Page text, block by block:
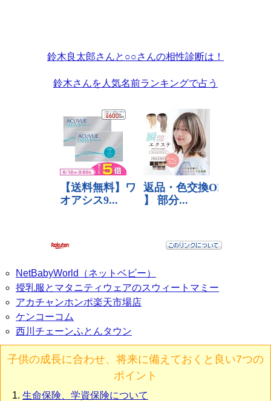
鈴木良太郎さんと○○さんの相性診断は！
鈴木さんを人気名前ランキングで占う
NetBabyWorld（ネットベビー）
授乳服とマタニティウェアのスウィートマミー
アカチャンホンポ楽天市場店
ケンコーコム
西川チェーンふとんタウン
子供の成長に合わせ、将来に備えておくと良い7つの
ポイント
生命保険、学資保険について